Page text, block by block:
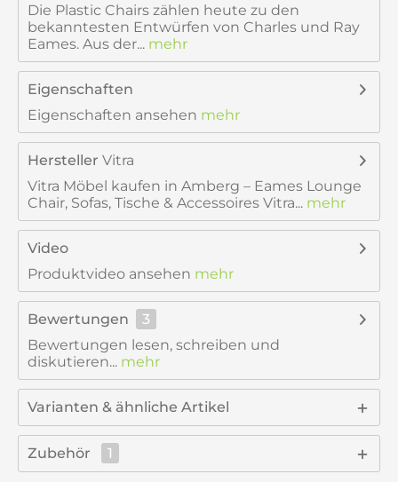
Die Plastic Chairs zählen heute zu den
bekanntesten Entwürfen von Charles und Ray
Eames. Aus der... mehr
Eigenschaften
Eigenschaften ansehen mehr
Hersteller Vitra
Vitra Möbel kaufen in Amberg – Eames Lounge
Chair, Sofas, Tische & Accessoires Vitra... mehr
Video
Produktvideo ansehen mehr
Bewertungen
3
Bewertungen lesen, schreiben und
diskutieren... mehr
Varianten & ähnliche Artikel
Zubehör 1